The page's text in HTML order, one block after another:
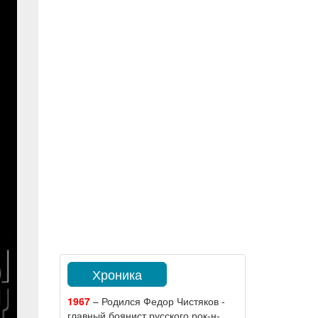
Хроника
1967– Родился Федор Чистяков -
главный боянист русского рок-н-